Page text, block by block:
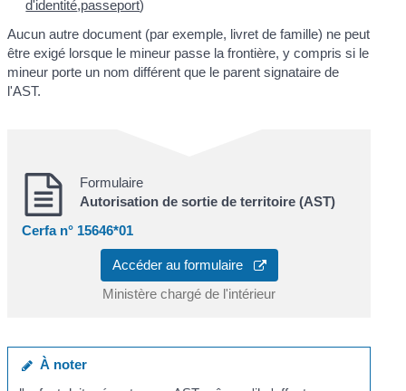
d'identité,passeport)
Aucun autre document (par exemple, livret de famille) ne peut
être exigé lorsque le mineur passe la frontière, y compris si le
mineur porte un nom différent que le parent signataire de
l'AST.
Formulaire
Autorisation de sortie de territoire (AST)
Cerfa n° 15646*01
Accéder au formulaire
Ministère chargé de l'intérieur
À noter